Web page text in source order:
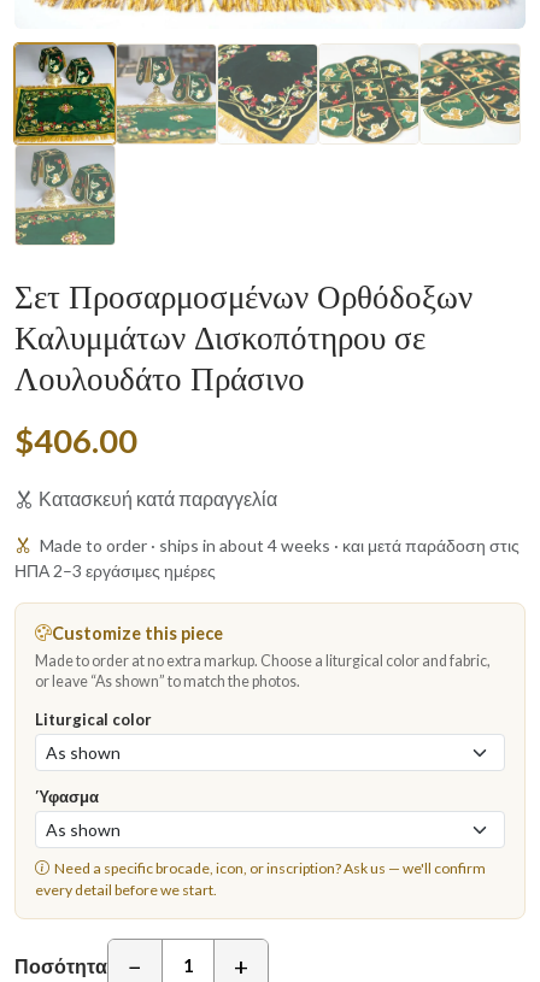
Σετ Προσαρμοσμένων Ορθόδοξων
Καλυμμάτων Δισκοπότηρου σε
Λουλουδάτο Πράσινο
$406.00
Κατασκευή κατά παραγγελία
Made to order · ships in about 4 weeks · και μετά παράδοση στις
ΗΠΑ 2–3 εργάσιμες ημέρες
Customize this piece
Made to order at no extra markup. Choose a liturgical color and fabric,
or leave “As shown” to match the photos.
Liturgical color
Ύφασμα
Need a specific brocade, icon, or inscription?Ask us — we'll confirm
every detail before we start.
Ποσότητα − +